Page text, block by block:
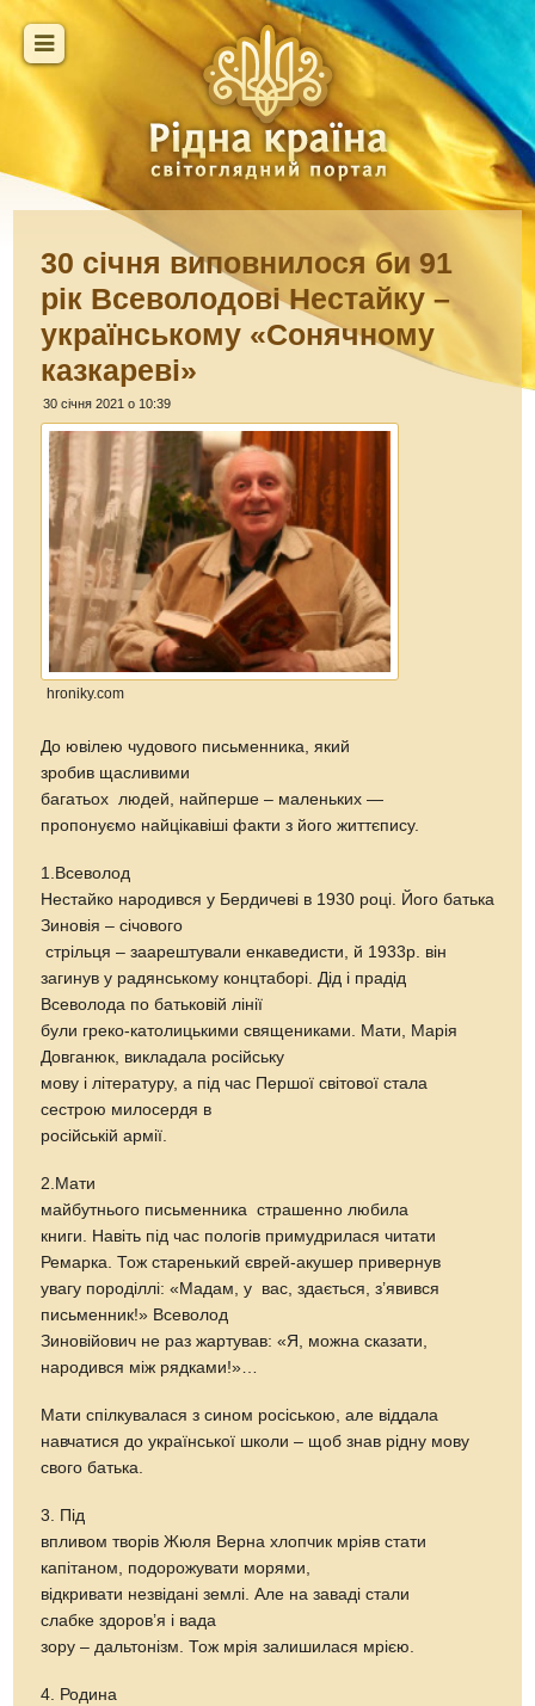
30 січня виповнилося би 91
рік Всеволодові Нестайку –
українському «Сонячному
казкареві»
30 січня 2021 о 10:39
hroniky.com
До ювілею чудового письменника, який
зробив щасливими
багатьох людей, найперше – маленьких —
пропонуємо найцікавіші факти з його життєпису.
1.Всеволод
Нестайко народився у Бердичеві в 1930 році. Його батька
Зиновія – січового
стрільця – заарештували енкаведисти, й 1933р. він
загинув у радянському концтаборі. Дід і прадід
Всеволода по батьковій лінії
були греко-католицькими священиками. Мати, Марія
Довганюк, викладала російську
мову і літературу, а під час Першої світової стала
сестрою милосердя в
російській армії.
2.Мати
майбутнього письменника страшенно любила
книги. Навіть під час пологів примудрилася читати
Ремарка. Тож старенький єврей-акушер привернув
увагу породіллі: «Мадам, у вас, здається, з’явився
письменник!» Всеволод
Зиновійович не раз жартував: «Я, можна сказати,
народився між рядками!»…
Мати спілкувалася з сином росіською, але віддала
навчатися до української школи – щоб знав рідну мову
свого батька.
3. Під
впливом творів Жюля Верна хлопчик мріяв стати
капітаном, подорожувати морями,
відкривати незвідані землі. Але на заваді стали
слабке здоров’я і вада
зору – дальтонізм. Тож мрія залишилася мрією.
4. Родина